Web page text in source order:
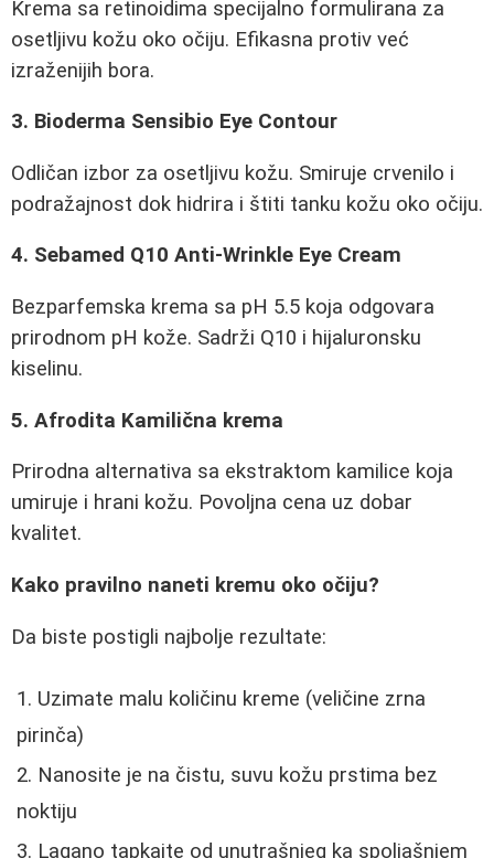
Krema sa retinoidima specijalno formulirana za
osetljivu kožu oko očiju. Efikasna protiv već
izraženijih bora.
3. Bioderma Sensibio Eye Contour
Odličan izbor za osetljivu kožu. Smiruje crvenilo i
podražajnost dok hidrira i štiti tanku kožu oko očiju.
4. Sebamed Q10 Anti-Wrinkle Eye Cream
Bezparfemska krema sa pH 5.5 koja odgovara
prirodnom pH kože. Sadrži Q10 i hijaluronsku
kiselinu.
5. Afrodita Kamilična krema
Prirodna alternativa sa ekstraktom kamilice koja
umiruje i hrani kožu. Povoljna cena uz dobar
kvalitet.
Kako pravilno naneti kremu oko očiju?
Da biste postigli najbolje rezultate:
Uzimate malu količinu kreme (veličine zrna
pirinča)
Nanosite je na čistu, suvu kožu prstima bez
noktiju
Lagano tapkajte od unutrašnjeg ka spoljašnjem